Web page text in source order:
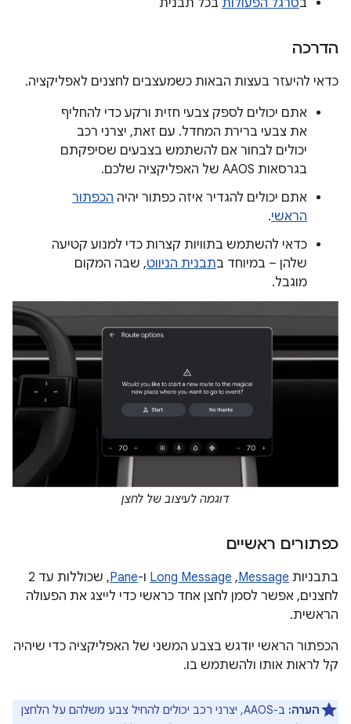
בסרגל הפעולות בכל תבנית
הדרכה
כדאי להיעזר בעצות הבאות כשמעצבים לחצנים לאפליקציה.
אתם יכולים לספק צבעי חזית ורקע כדי להחליף
את צבעי ברירת המחדל. עם זאת, יצרני רכב
יכולים לבחור אם להשתמש בצבעים שסיפקתם
בגרסאות AAOS של האפליקציה שלכם.
אתם יכולים להגדיר איזה כפתור יהיה הכפתור
הראשי.
כדאי להשתמש בתוויות קצרות כדי למנוע קטיעה
שלהן – במיוחד בתבנית הניווט, שבה המקום
מוגבל.
דוגמה לעיצוב של לחצן
כפתורים ראשיים
בתבניות Message
,‏
Long Message ו-Pane
, שכוללות עד 2
לחצנים, אפשר לסמן לחצן אחד כראשי כדי לייצג את הפעולה
הראשית.
הכפתור הראשי יודגש בצבע המשני של האפליקציה כדי שיהיה
קל לראות אותו ולהשתמש בו.
הערה:
ב-AAOS, יצרני רכב יכולים להחיל צבע משלהם על הלחצן